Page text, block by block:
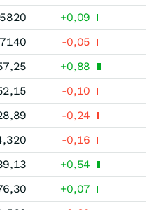
+0,09
-0,05
+0,88
-0,10
-0,24
-0,16
+0,54
+0,07